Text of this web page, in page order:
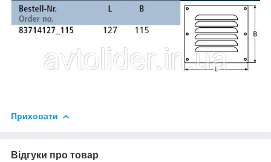
Приховати
Відгуки про товар